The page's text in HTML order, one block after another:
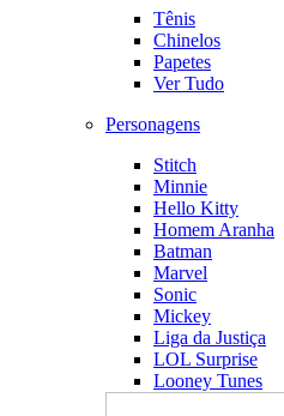
Tênis
Chinelos
Papetes
Ver Tudo
Personagens
Stitch
Minnie
Hello Kitty
Homem Aranha
Batman
Marvel
Sonic
Mickey
Liga da Justiça
LOL Surprise
Looney Tunes